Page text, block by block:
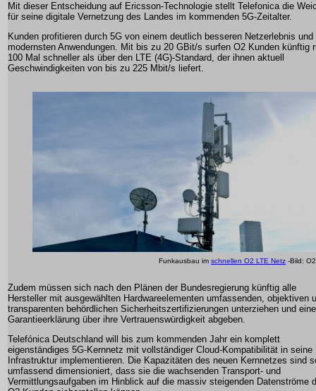
Mit dieser Entscheidung auf Ericsson-Technologie stellt Telefonica die
für seine digitale Vernetzung des Landes im kommenden 5G-Zeitalter.
Kunden profitieren durch 5G von einem deutlich besseren Netzerlebnis und
modernsten Anwendungen. Mit bis zu 20 GBit/s surfen O2 Kunden künftig
100 Mal schneller als über den LTE (4G)-Standard, der ihnen aktuell
Geschwindigkeiten von bis zu 225 Mbit/s liefert.
Funkausbau im schnellen O2 LTE Netz -Bild: O2
Zudem müssen sich nach den Plänen der Bundesregierung künftig alle
Hersteller mit ausgewählten Hardwareelementen umfassenden, objektiven
transparenten behördlichen Sicherheitszertifizierungen unterziehen und eine
Garantieerklärung über ihre Vertrauenswürdigkeit abgeben.
Telefónica Deutschland will bis zum kommenden Jahr ein komplett
eigenständiges 5G-Kernnetz mit vollständiger Cloud-Kompatibilität in seine
Infrastruktur implementieren. Die Kapazitäten des neuen Kernnetzes sind
umfassend dimensioniert, dass sie die wachsenden Transport- und
Vermittlungsaufgaben im Hinblick auf die massiv steigenden Datenströme